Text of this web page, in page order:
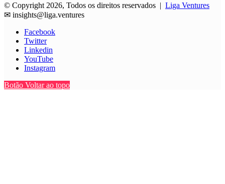
© Copyright 2026, Todos os direitos reservados | Liga Ventures
✉ insights@liga.ventures
Facebook
Twitter
Linkedin
YouTube
Instagram
Botão Voltar ao topo